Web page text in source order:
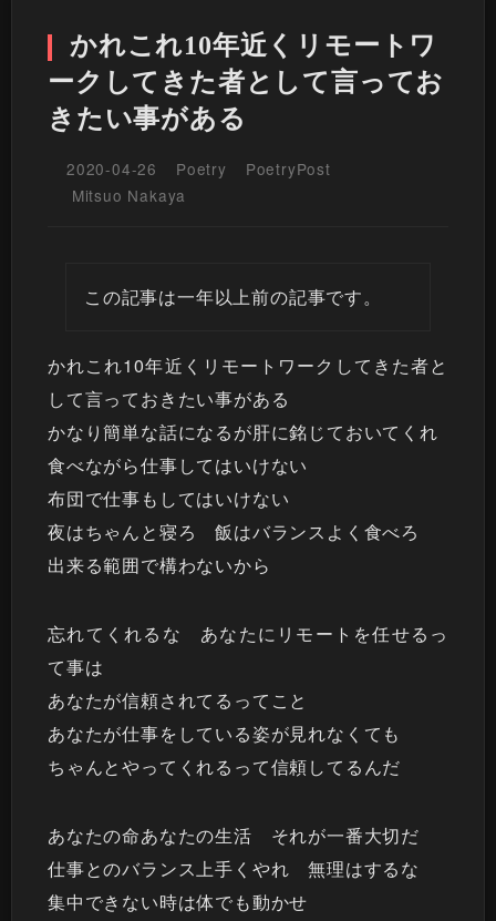
かれこれ10年近くリモートワ
ークしてきた者として言ってお
きたい事がある
2020-04-26 Poetry
PoetryPost
Mitsuo Nakaya
この記事は一年以上前の記事です。
かれこれ10年近くリモートワークしてきた者と
して言っておきたい事がある
かなり簡単な話になるが肝に銘じておいてくれ
食べながら仕事してはいけない
布団で仕事もしてはいけない
夜はちゃんと寝ろ 飯はバランスよく食べろ
出来る範囲で構わないから
忘れてくれるな あなたにリモートを任せるっ
て事は
あなたが信頼されてるってこと
あなたが仕事をしている姿が見れなくても
ちゃんとやってくれるって信頼してるんだ
あなたの命あなたの生活 それが一番大切だ
仕事とのバランス上手くやれ 無理はするな
集中できない時は体でも動かせ